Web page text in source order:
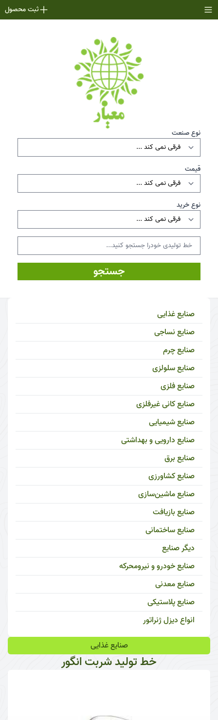
ثبت محصول
نوع صنعت
قیمت
نوع خرید
جستجو
صنایع غذایی
صنایع نساجی
صنایع چرم
صنایع سلولزی
صنایع فلزی
صنایع کانی غیرفلزی
صنایع شیمیایی
صنایع دارویی و بهداشتی
صنایع برق
صنایع کشاورزی
صنایع ماشین‌سازی
صنایع بازیافت
صنایع ساختمانی
دیگر صنایع
صنایع خودرو و نیرومحرکه
صنایع معدنی
صنایع پلاستیکی
انواع دیزل ژنراتور
صنایع غذایی
خط تولید شربت انگور